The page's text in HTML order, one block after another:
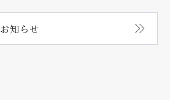
お知らせ